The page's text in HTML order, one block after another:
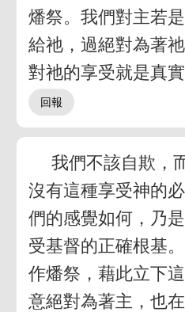
燔祭。我們對主若
給祂，過絕對為著
對祂的享受就是真
我們不該自欺，
沒有這種享受神的
們的感覺如何，乃
受基督的正確根基
作燔祭，藉此立下
意絕對為著主，也